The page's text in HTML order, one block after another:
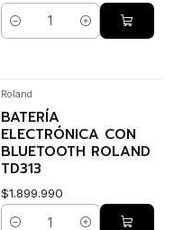
Cantidad
Roland
BATERÍA
ELECTRÓNICA CON
BLUETOOTH ROLAND
TD313
$1.899.990